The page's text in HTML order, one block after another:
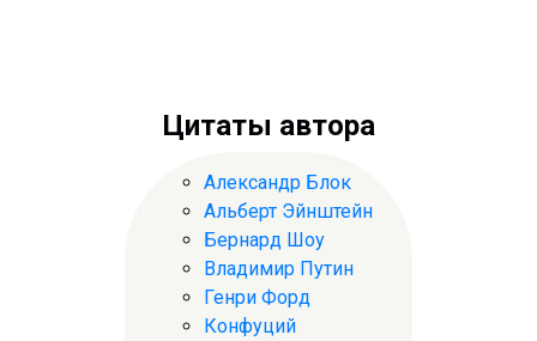
Цитаты автора
Александр Блок
Альберт Эйнштейн
Бернард Шоу
Владимир Путин
Генри Форд
Конфуций